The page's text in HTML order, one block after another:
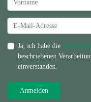
Ja, ich habe die
beschriebenen
einverstanden.